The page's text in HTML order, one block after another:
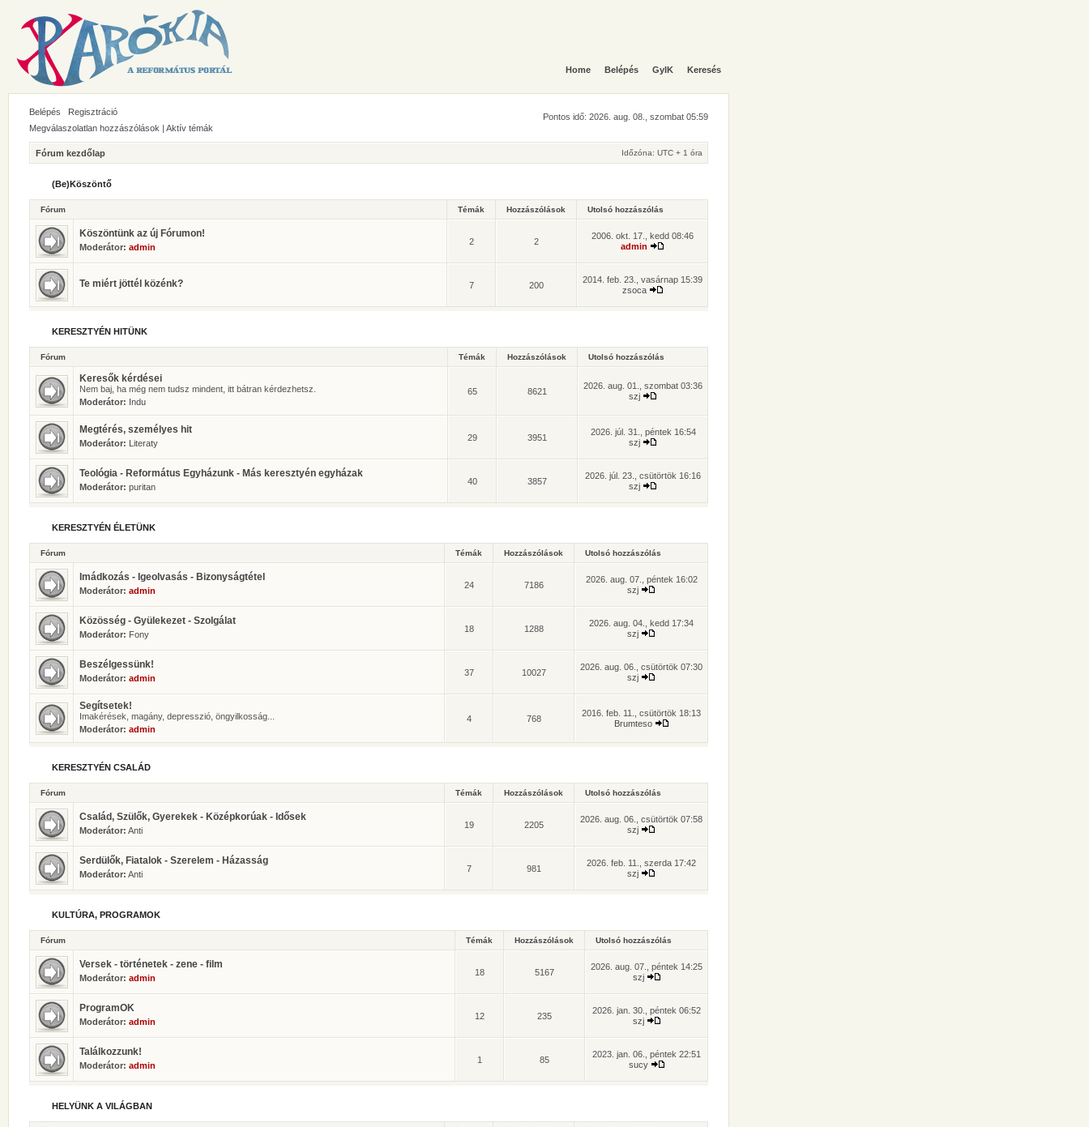
Home Belépés GyIK Keresés
Belépés Regisztráció
Pontos idő: 2026. aug. 08., szombat 05:59
Megválaszolatlan hozzászólások | Aktív témák
Fórum kezdőlap Időzóna: UTC + 1 óra
(Be)Köszöntő
Fórum Témák Hozzászólások Utolsó hozzászólás
Köszöntünk az új Fórumon!
Moderátor: admin
2 2
2006. okt. 17., kedd 08:46
admin
Te miért jöttél közénk? 7 200
2014. feb. 23., vasárnap 15:39
zsoca
KERESZTYÉN HITÜNK
Fórum Témák Hozzászólások Utolsó hozzászólás
Keresők kérdései
Nem baj, ha még nem tudsz mindent, itt bátran kérdezhetsz.
Moderátor: Indu
65 8621
2026. aug. 01., szombat 03:36
szj
Megtérés, személyes hit
Moderátor: Literaty
29 3951
2026. júl. 31., péntek 16:54
szj
Teológia - Református Egyházunk - Más keresztyén egyházak
Moderátor: puritan
40 3857
2026. júl. 23., csütörtök 16:16
szj
KERESZTYÉN ÉLETÜNK
Fórum Témák Hozzászólások Utolsó hozzászólás
Imádkozás - Igeolvasás - Bizonyságtétel
Moderátor: admin
24 7186
2026. aug. 07., péntek 16:02
szj
Közösség - Gyülekezet - Szolgálat
Moderátor: Fony
18 1288
2026. aug. 04., kedd 17:34
szj
Beszélgessünk!
Moderátor: admin
37 10027
2026. aug. 06., csütörtök 07:30
szj
Segítsetek!
Imakérések, magány, depresszió, öngyilkosság...
Moderátor: admin
4 768
2016. feb. 11., csütörtök 18:13
Brumteso
KERESZTYÉN CSALÁD
Fórum Témák Hozzászólások Utolsó hozzászólás
Család, Szülők, Gyerekek - Középkorúak - Idősek
Moderátor: Anti
19 2205
2026. aug. 06., csütörtök 07:58
szj
Serdülők, Fiatalok - Szerelem - Házasság
Moderátor: Anti
7 981
2026. feb. 11., szerda 17:42
szj
KULTÚRA, PROGRAMOK
Fórum Témák Hozzászólások Utolsó hozzászólás
Versek - történetek - zene - film
Moderátor: admin
18 5167
2026. aug. 07., péntek 14:25
szj
ProgramOK
Moderátor: admin
12 235
2026. jan. 30., péntek 06:52
szj
Találkozzunk!
Moderátor: admin
1 85
2023. jan. 06., péntek 22:51
sucy
HELYÜNK A VILÁGBAN